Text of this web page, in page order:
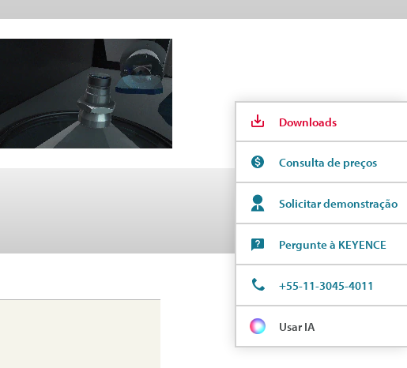
Downloads
Consulta de preços
Solicitar demonstração
Pergunte à KEYENCE
+55-11-3045-4011
Usar IA